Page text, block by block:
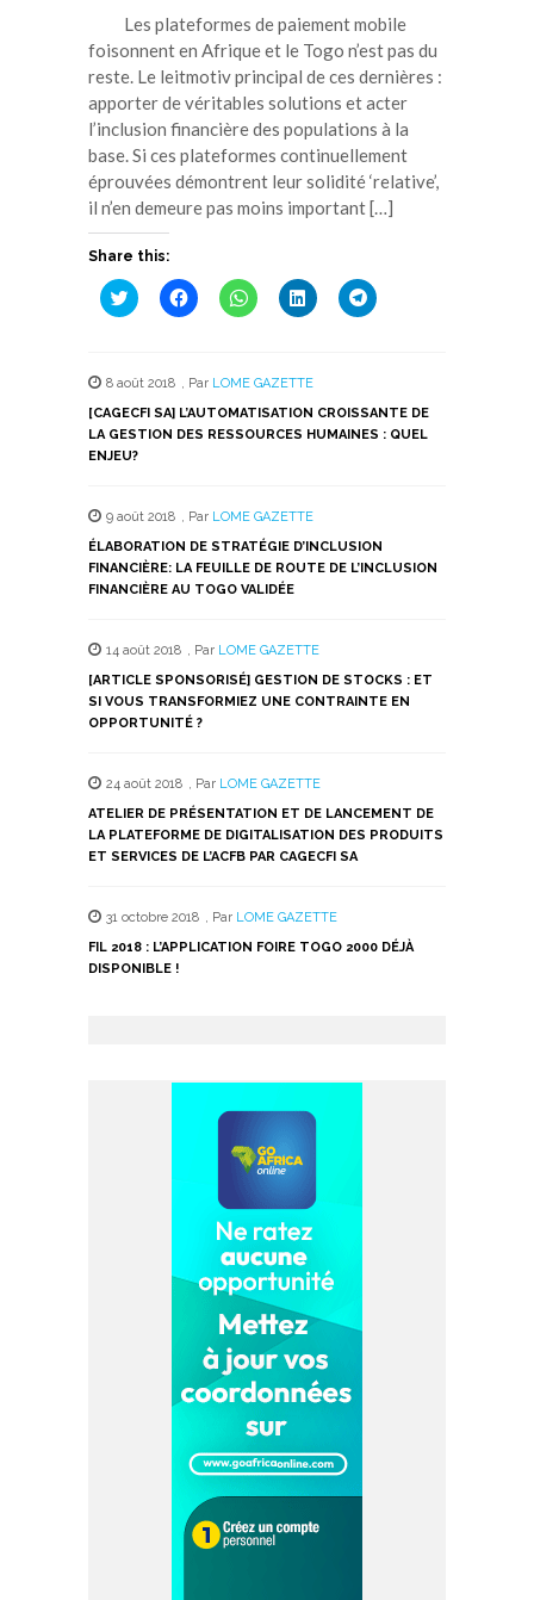
Les plateformes de paiement mobile
foisonnent en Afrique et le Togo n’est pas du
reste. Le leitmotiv principal de ces dernières :
apporter de véritables solutions et acter
l’inclusion financière des populations à la
base. Si ces plateformes continuellement
éprouvées démontrent leur solidité ‘relative’,
il n’en demeure pas moins important […]
Share this:
Cliquez
pour
une
nouvelle
fenêtre)
Cliquez
pour
une
nouvelle
fenêtre)
Cliquez
pour
une
nouvelle
fenêtre)
Cliquez
pour
une
nouvelle
fenêtre)
Cliquez
pour
nouvelle
fenêtre)
8 août 2018 , Par LOME GAZETTE
[CAGECFI SA] L’AUTOMATISATION CROISSANTE DE
LA GESTION DES RESSOURCES HUMAINES : QUEL
ENJEU?
9 août 2018 , Par LOME GAZETTE
ÉLABORATION DE STRATÉGIE D’INCLUSION
FINANCIÈRE: LA FEUILLE DE ROUTE DE L’INCLUSION
FINANCIÈRE AU TOGO VALIDÉE
14 août 2018 , Par LOME GAZETTE
[ARTICLE SPONSORISÉ] GESTION DE STOCKS : ET
SI VOUS TRANSFORMIEZ UNE CONTRAINTE EN
OPPORTUNITÉ ?
24 août 2018 , Par LOME GAZETTE
ATELIER DE PRÉSENTATION ET DE LANCEMENT DE
LA PLATEFORME DE DIGITALISATION DES PRODUITS
ET SERVICES DE L’ACFB PAR CAGECFI SA
31 octobre 2018 , Par LOME GAZETTE
FIL 2018 : L’APPLICATION FOIRE TOGO 2000 DÉJÀ
DISPONIBLE !